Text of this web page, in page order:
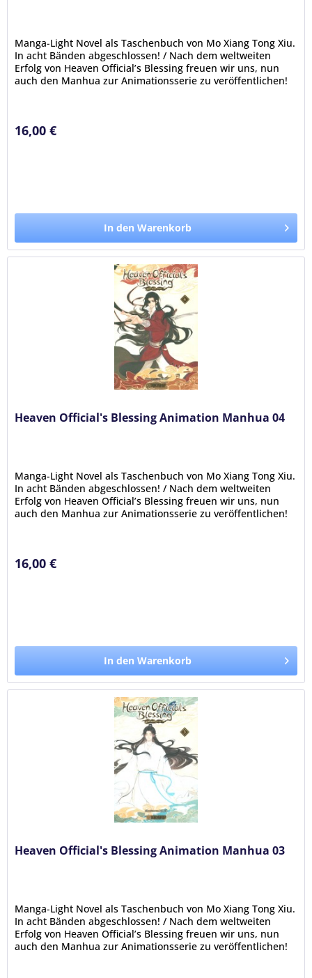
Manga-Light Novel als Taschenbuch von Mo Xiang Tong Xiu.
In acht Bänden abgeschlossen! / Nach dem weltweiten
Erfolg von Heaven Official’s Blessing freuen wir uns, nun
auch den Manhua zur Animationsserie zu veröffentlichen!
16,00 €
In den Warenkorb
Heaven Official's Blessing Animation Manhua 04
Manga-Light Novel als Taschenbuch von Mo Xiang Tong Xiu.
In acht Bänden abgeschlossen! / Nach dem weltweiten
Erfolg von Heaven Official’s Blessing freuen wir uns, nun
auch den Manhua zur Animationsserie zu veröffentlichen!
16,00 €
In den Warenkorb
Heaven Official's Blessing Animation Manhua 03
Manga-Light Novel als Taschenbuch von Mo Xiang Tong Xiu.
In acht Bänden abgeschlossen! / Nach dem weltweiten
Erfolg von Heaven Official’s Blessing freuen wir uns, nun
auch den Manhua zur Animationsserie zu veröffentlichen!